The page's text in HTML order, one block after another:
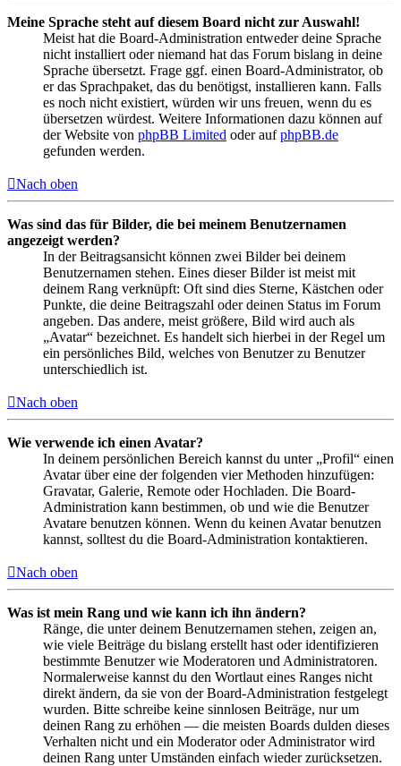
Meine Sprache steht auf diesem Board nicht zur Auswahl!
Meist hat die Board-Administration entweder deine Sprache
nicht installiert oder niemand hat das Forum bislang in deine
Sprache übersetzt. Frage ggf. einen Board-Administrator, ob
er das Sprachpaket, das du benötigst, installieren kann. Falls
es noch nicht existiert, würden wir uns freuen, wenn du es
übersetzen würdest. Weitere Informationen dazu können auf
der Website von phpBB Limited oder aufphpBB.de
gefunden werden.
Nach oben
Was sind das für Bilder, die bei meinem Benutzernamen
angezeigt werden?
In der Beitragsansicht können zwei Bilder bei deinem
Benutzernamen stehen. Eines dieser Bilder ist meist mit
deinem Rang verknüpft: Oft sind dies Sterne, Kästchen oder
Punkte, die deine Beitragszahl oder deinen Status im Forum
angeben. Das andere, meist größere, Bild wird auch als
„Avatar“ bezeichnet. Es handelt sich hierbei in der Regel um
ein persönliches Bild, welches von Benutzer zu Benutzer
unterschiedlich ist.
Nach oben
Wie verwende ich einen Avatar?
In deinem persönlichen Bereich kannst du unter „Profil“ einen
Avatar über eine der folgenden vier Methoden hinzufügen:
Gravatar, Galerie, Remote oder Hochladen. Die Board-
Administration kann bestimmen, ob und wie die Benutzer
Avatare benutzen können. Wenn du keinen Avatar benutzen
kannst, solltest du die Board-Administration kontaktieren.
Nach oben
Was ist mein Rang und wie kann ich ihn ändern?
Ränge, die unter deinem Benutzernamen stehen, zeigen an,
wie viele Beiträge du bislang erstellt hast oder identifizieren
bestimmte Benutzer wie Moderatoren und Administratoren.
Normalerweise kannst du den Wortlaut eines Ranges nicht
direkt ändern, da sie von der Board-Administration festgelegt
wurden. Bitte schreibe keine sinnlosen Beiträge, nur um
deinen Rang zu erhöhen — die meisten Boards dulden dieses
Verhalten nicht und ein Moderator oder Administrator wird
deinen Rang unter Umständen einfach wieder zurücksetzen.